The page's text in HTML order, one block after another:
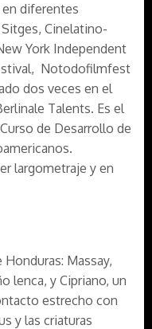
diferentes
Cinelatino-
York Independent
Notodofilmfest
dos veces en el
Talents. Es el
de Desarrollo de
largometraje y en
Massay,
lenca, y Cipriano, un
estrecho con
y las criaturas